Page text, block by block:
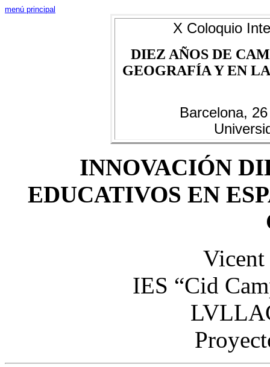
menú principal
X Coloquio
DIEZ AÑOS DE
GEOGRAFÍA Y EN
Barcelona,
INNOVACIÓN
EDUCATIVOS EN
Vicent
IES “Cid